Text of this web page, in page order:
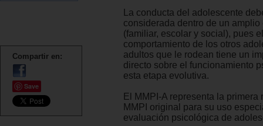
Compartir en:
Save
La conducta del adolescente
considerada dentro de un amplio
(familiar, escolar y social), pues el
comportamiento de los otros
adultos que le rodean tiene un
directo sobre el funcionamiento
esta etapa evolutiva.
El MMPI-A representa la primera
MMPI original para su uso
evaluación psicológica de